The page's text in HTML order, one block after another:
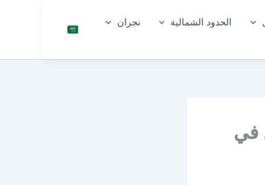
الحدود الشمالية
نجران
في